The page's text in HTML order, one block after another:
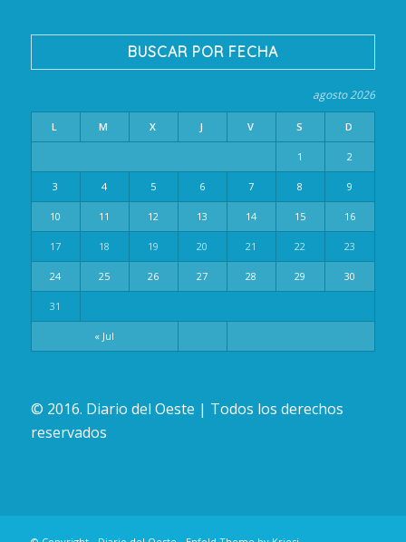
BUSCAR POR FECHA
agosto 2026
L M X J V S D
« Jul
1 2
3 4 5 6 7 8 9
10 11 12 13 14 15 16
17 18 19 20 21 22 23
24 25 26 27 28 29 30
31
© 2016. Diario del Oeste | Todos los derechos
reservados